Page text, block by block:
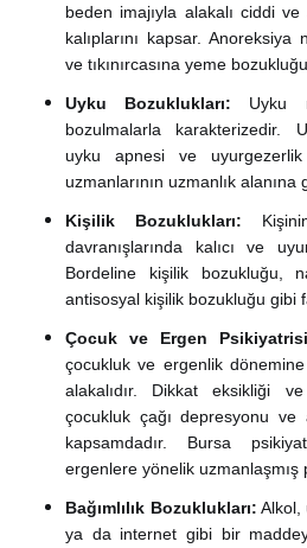
beden imajıyla alakalı ciddi ve
kalıplarını kapsar.
ve tıkınırcasına yeme
Uyku Bozuklukları: Uyku
bozulmalarla karakterizedir.
uyku apnesi ve
uzmanlarının uzmanlık alanına
Kişilik Bozuklukları:
davranışlarında kalıcı ve
Bordeline kişilik bozukluğu,
antisosyal kişilik bozukluğu gibi
Çocuk ve Ergen
çocukluk ve ergenlik
alakalıdır. Dikkat eksikliği
çocukluk çağı depresyonu ve
kapsamdadır. Bursa
ergenlere yönelik uzmanlaşmış
Bağımlılık Bozuklukları: Alkol,
ya da internet gibi bir